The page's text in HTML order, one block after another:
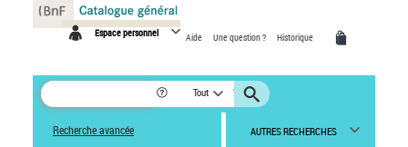
Espace personnel Aide Une question ? Historique
Tout
Recherche avancée AUTRES RECHERCHES
Panneau de gestion des cookies